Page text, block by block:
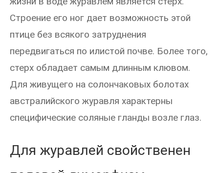
Строение его ног дает возможность этой
птице без всякого затруднения
передвигаться по илистой почве. Более того,
стерх обладает самым длинным клювом.
Для живущего на солончаковых болотах
австралийского журавля характерны
специфические соляные гланды возле глаз.
Для журавлей свойственен